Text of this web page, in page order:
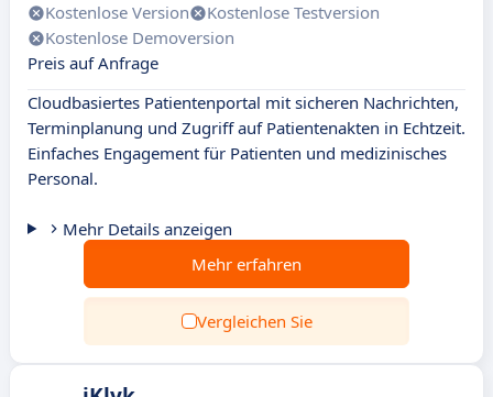
Kostenlose Version
Kostenlose Testversion
Kostenlose Demoversion
Preis auf Anfrage
Cloudbasiertes Patientenportal mit sicheren Nachrichten,
Terminplanung und Zugriff auf Patientenakten in Echtzeit.
Einfaches Engagement für Patienten und medizinisches
Personal.
Mehr Details anzeigen
Mehr erfahren
Vergleichen Sie